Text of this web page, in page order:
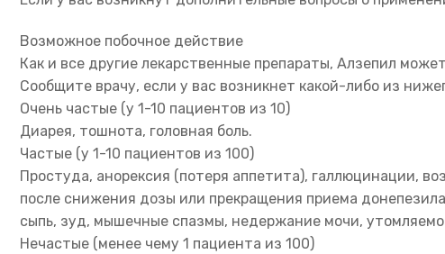
Возможное побочное действие
Как и все другие лекарственные препараты, Алзепил
Сообщите врачу, если у вас возникнет какой-либо из
Очень частые (у 1-10 пациентов из 10)
Диарея, тошнота, головная боль.
Частые (у 1-10 пациентов из 100)
Простуда, анорексия (потеря аппетита), галлюцинации,
после снижения дозы или прекращения приема
сыпь, зуд, мышечные спазмы, недержание мочи,
Нечастые (менее чему 1 пациента из 100)